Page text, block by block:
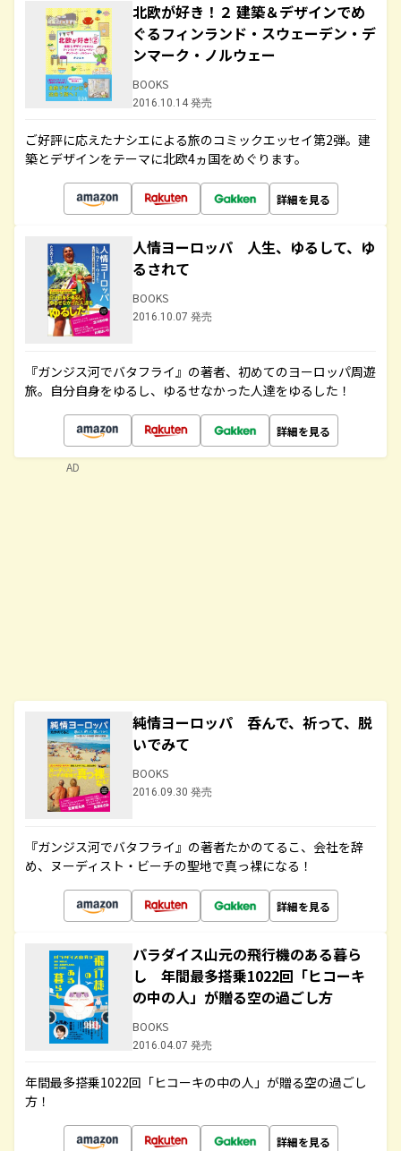
北欧が好き！２ 建築＆デザインでめ
ぐるフィンランド・スウェーデン・デ
ンマーク・ノルウェー
BOOKS
2016.10.14 発売
ご好評に応えたナシエによる旅のコミックエッセイ第2弾。建
築とデザインをテーマに北欧4ヵ国をめぐります。
詳細を見る
人情ヨーロッパ 人生、ゆるして、ゆ
るされて
BOOKS
2016.10.07 発売
『ガンジス河でバタフライ』の著者、初めてのヨーロッパ周遊
旅。自分自身をゆるし、ゆるせなかった人達をゆるした！
詳細を見る
純情ヨーロッパ 呑んで、祈って、脱
いでみて
BOOKS
2016.09.30 発売
『ガンジス河でバタフライ』の著者たかのてるこ、会社を辞
め、ヌーディスト・ビーチの聖地で真っ裸になる！
詳細を見る
パラダイス山元の飛行機のある暮ら
し 年間最多搭乗1022回「ヒコーキ
の中の人」が贈る空の過ごし方
BOOKS
2016.04.07 発売
年間最多搭乗1022回「ヒコーキの中の人」が贈る空の過ごし
方！
詳細を見る
AD